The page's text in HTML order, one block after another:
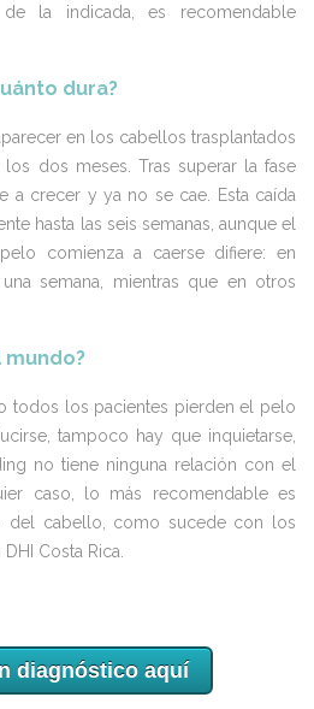
la indicada, es recomendable
dura?
en los cabellos trasplantados
dos meses. Tras superar la fase
a crecer y ya no se cae. Esta caída
hasta las seis semanas, aunque el
comienza a caerse difiere: en
semana, mientras que en otros
todos los pacientes pierden el pelo
tampoco hay que inquietarse,
no tiene ninguna relación con el
caso, lo más recomendable es
del cabello, como sucede con los
Costa Rica.
diagnóstico aquí